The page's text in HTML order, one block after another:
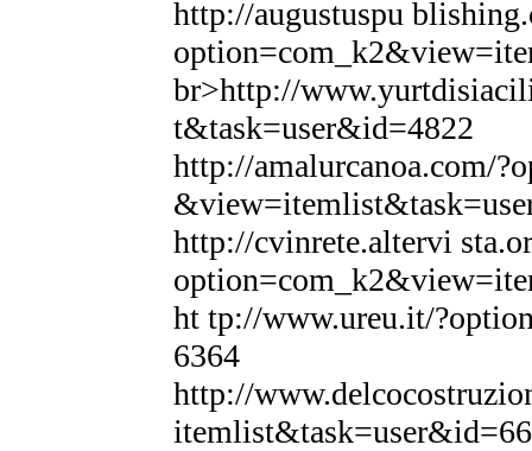
http://augustuspu
br>http://
t&task=user&id=4822
http://amalurcanoa.com/
http://cvinrete.altervi
ht tp://www.ureu.it/
6364
http://